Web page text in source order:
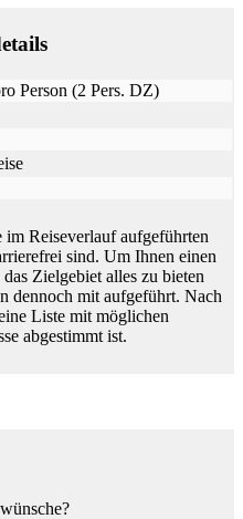
Person (2 Pers. DZ)
im Reiseverlauf aufgeführten
sind. Um Ihnen einen
Zielgebiet alles zu bieten
dennoch mit aufgeführt. Nach
Liste mit möglichen
abgestimmt ist.